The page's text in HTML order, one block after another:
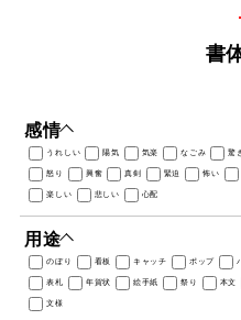
書
感情
うれしい 陽気 気楽 なごみ 驚
怒り 興奮 真剣 緊迫 怖い
楽しい 悲しい 心配
用途
のぼり 看板 キャッチ ポップ
表札 年賀状 絵手紙 祭り 本文
文様